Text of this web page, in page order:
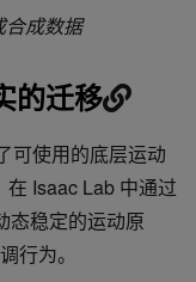
合成数据
的迁移
可使用的底层运动
Isaac Lab 中通过
态稳定的运动原
行为。